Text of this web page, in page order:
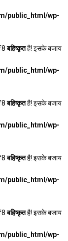
public_html/wp-
बहिष्कृतहै! इसके बजाय
public_html/wp-
बहिष्कृतहै! इसके बजाय
public_html/wp-
बहिष्कृतहै! इसके बजाय
public_html/wp-
बहिष्कृतहै! इसके बजाय
public_html/wp-